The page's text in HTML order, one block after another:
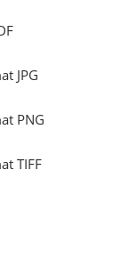
JPG
PNG
TIFF